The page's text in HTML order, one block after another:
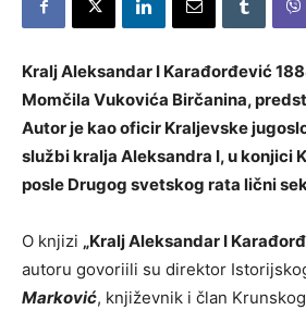
Kralj Aleksandar I Karađorđević
Momčila Vukovića Birčanina,
Autor je kao oficir Kraljevske
službi kralja Aleksandra I, u konjici
posle Drugog svetskog rata lični
O knjizi „Kralj Aleksandar I
autoru govoriili su direktor
Marković, književnik i član